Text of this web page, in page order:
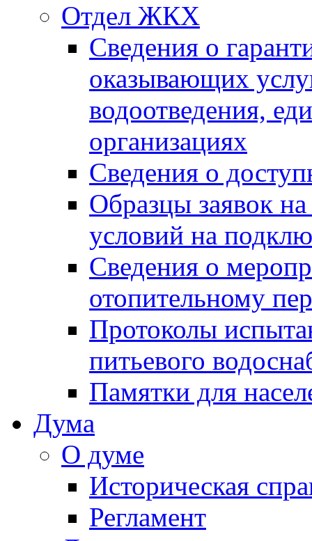
Отдел ЖКХ
Сведения о
оказывающих
водоотведения,
организациях
Сведения о
Образцы заявок
условий на
Сведения о
отопительному
Протоколы
питьевого
Памятки для
Дума
О думе
Историческая
Регламент